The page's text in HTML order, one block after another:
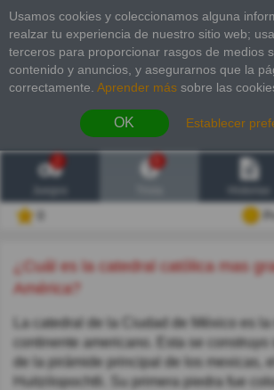
Usamos cookies y coleccionamos alguna
realzar tu experiencia de nuestro sitio web;
terceros para proporcionar rasgos de medios
contenido y anuncios, y asegurarnos que la
correctamente. Aprender más sobre las
OK Establecer
2
¿Cuál es la catedral católica mas grande de
América?
La catedral de la Ciudad de México es
continente americano. Esta se construyo
de la pirámide principal de los mexicas,
Huitzilopochtli. Su primera piedra fue